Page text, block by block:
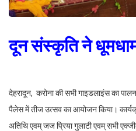
दून संस्कृति ने
देहरादून, करोना की सभी गाइडलाइंस का
पैलेस में तीज उत्सव का आयोजन किया।
अतिथि एवम् जज प्रिया गुलाटी एवम् सभी